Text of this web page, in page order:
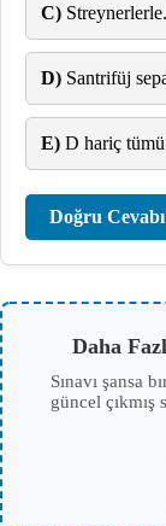
C) Streynerlerle.
D) Santrifüj
E) D hariç
Doğru
Daha
Sınavı şansa
güncel çıkmış